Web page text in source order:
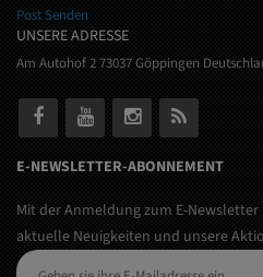
Post Senden
UNSERE ADRESSE
Am Autohof 2 73037 Göppingen
E-NEWSLETTER-ABONNEMENT
Mit der Anmeldung zum E-
aktuelle Neuigkeiten und unsere